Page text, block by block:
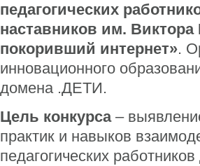
педагогических
наставников им.
покоривший интернет».
инновационного
домена .ДЕТИ.
Цель конкурса–
практик и навыков
педагогических